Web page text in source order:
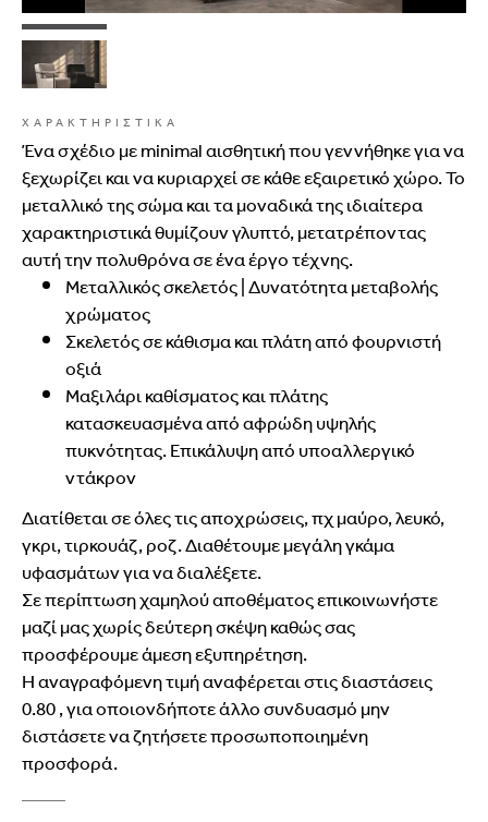
ΧΑΡΑΚΤΗΡΙΣΤΙΚΑ
Ένα σχέδιο με minimal αισθητική που γεννήθηκε για να
ξεχωρίζει και να κυριαρχεί σε κάθε εξαιρετικό χώρο. Το
μεταλλικό της σώμα και τα μοναδικά της ιδιαίτερα
χαρακτηριστικά θυμίζουν γλυπτό, μετατρέποντας
αυτή την πολυθρόνα σε ένα έργο τέχνης.
Μεταλλικός σκελετός | Δυνατότητα μεταβολής
χρώματος
Σκελετός σε κάθισμα και πλάτη από φουρνιστή
οξιά
Μαξιλάρι καθίσματος και πλάτης
κατασκευασμένα από αφρώδη υψηλής
πυκνότητας. Επικάλυψη από υποαλλεργικό
ντάκρον
Διατίθεται σε όλες τις αποχρώσεις, πχ μαύρο, λευκό,
γκρι, τιρκουάζ, ροζ. Διαθέτουμε μεγάλη γκάμα
υφασμάτων για να διαλέξετε.
Σε περίπτωση χαμηλού αποθέματος επικοινωνήστε
μαζί μας χωρίς δεύτερη σκέψη καθώς σας
προσφέρουμε άμεση εξυπηρέτηση.
Η αναγραφόμενη τιμή αναφέρεται στις διαστάσεις
0.80 , για οποιονδήποτε άλλο συνδυασμό μην
διστάσετε να ζητήσετε προσωποποιημένη
προσφορά.